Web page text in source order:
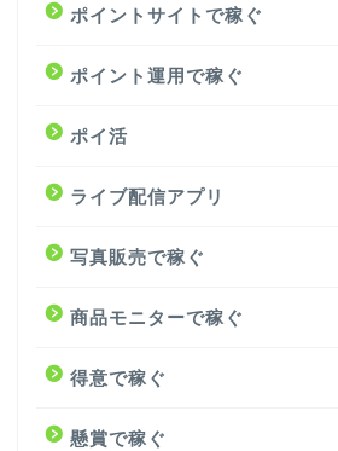
ポイントサイトで稼ぐ
ポイント運用で稼ぐ
ポイ活
ライブ配信アプリ
写真販売で稼ぐ
商品モニターで稼ぐ
得意で稼ぐ
懸賞で稼ぐ